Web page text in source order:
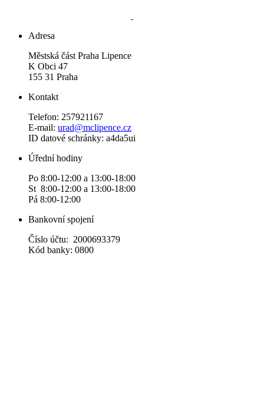
Adresa
Městská část Praha Lipence
K Obci 47
155 31 Praha
Kontakt
Telefon: 257921167
E-mail: urad@mclipence.cz
ID datové schránky: a4da5ui
Úřední hodiny
Po 8:00-12:00 a 13:00-18:00
St 8:00-12:00 a 13:00-18:00
Pá 8:00-12:00
Bankovní spojení
Číslo účtu: 2000693379
Kód banky: 0800